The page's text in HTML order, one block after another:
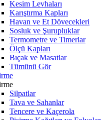
Kesim Levhaları
Karıştırma Kapları
Havan ve Et Dövecekleri
Sosluk ve Şurupluklar
Termometre ve Timerlar
Ölçü Kapları
Bıçak ve Masatlar
Tümünü Gör
Silpatlar
Tava ve Sahanlar
Tencere ve Kaçerola